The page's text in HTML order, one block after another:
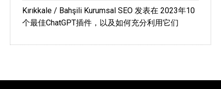
Kırıkkale / Bahşili Kurumsal SEO 发表在 2023年10
个最佳ChatGPT插件，以及如何充分利用它们